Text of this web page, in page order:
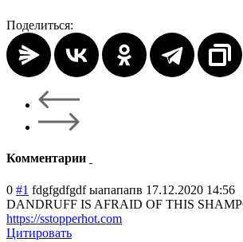
Поделиться:
Комментарии
0 #1 fdgfgdfgdf ыапапапв 17.12.2020 14:56
DANDRUFF IS AFRAID OF THIS
https://sstopperhot.com
Цитировать